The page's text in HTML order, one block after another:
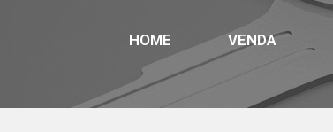
HOME VENDA